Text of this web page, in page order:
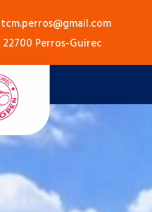
tcm.perros@gmail.com
Perros-Guirec